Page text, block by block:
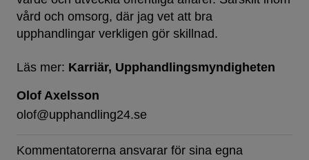
vård och omsorg, där jag vet att bra
upphandlingar verkligen gör skillnad.
Läs mer: Karriär Upphandlingsmyndigheten
Olof Axelsson
olof@upphandling24.se
Kommentatorerna ansvarar för sina egna